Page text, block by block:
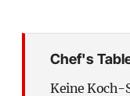
Chef's
Keine Koch-